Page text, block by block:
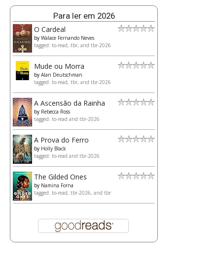
Para ler em 2026
O Cardeal
by Walace Fernando Neves
tagged: to-read, tbr, and tbr-2026
Mude ou Morra
by Alan Deutschman
tagged: to-read, tbr, and tbr-2026
A Ascensão da Rainha
by Rebecca Ross
tagged: to-read and tbr-2026
A Prova do Ferro
by Holly Black
tagged: to-read and tbr-2026
The Gilded Ones
by Namina Forna
tagged: to-read, tbr-2026, and tbr